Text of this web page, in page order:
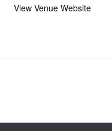
View Venue Website